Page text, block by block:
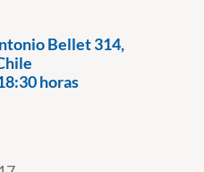
Bellet 314,
horas